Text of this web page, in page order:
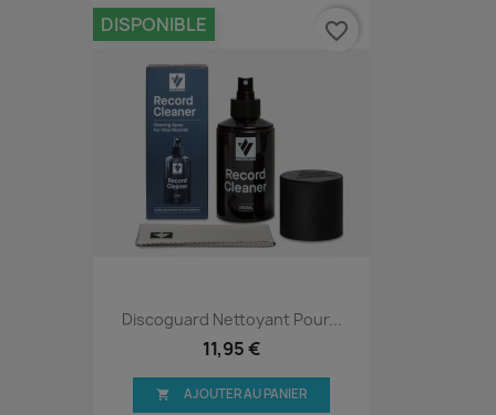
Discoguard Nettoyant Pour...
11,95 €
DISPONIBLE
 AJOUTER AU PANIER
favorite_border